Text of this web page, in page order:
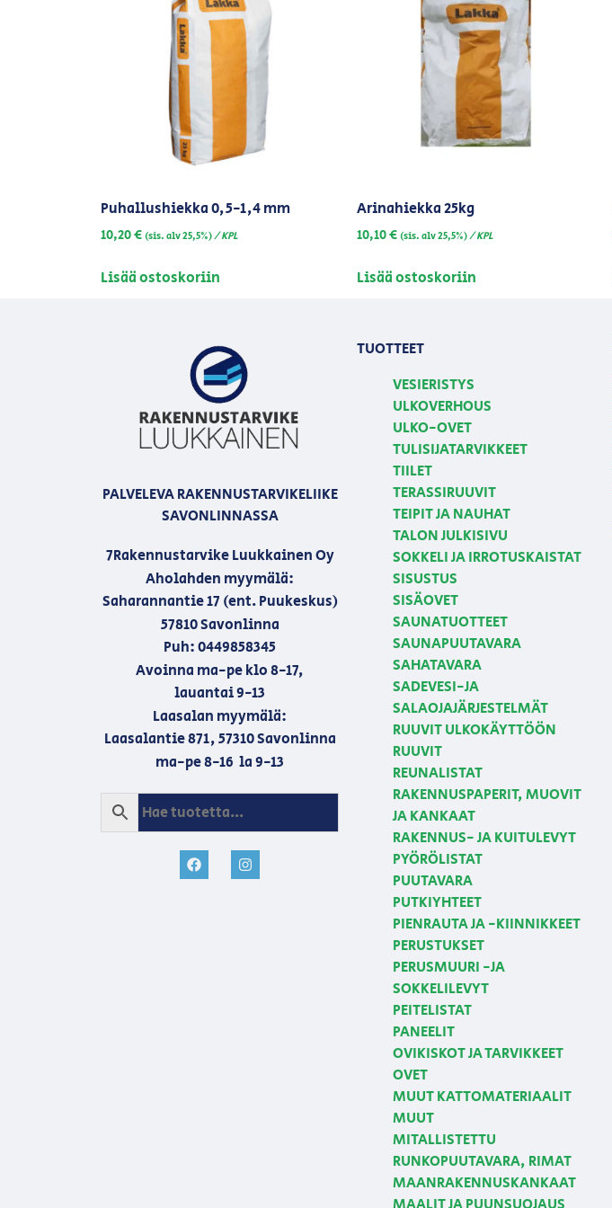
Puhallushiekka 0,5-1,4 mm
10,20€(sis. alv 25,5%)/ KPL
Lisää ostoskoriin
Arinahiekka 25kg
10,10€(sis. alv 25,5%)/ KPL
Lisää ostoskoriin
PALVELEVA RAKENNUSTARVIKELIIKE
SAVONLINNASSA
7Rakennustarvike Luukkainen Oy
Aholahden myymälä:
Saharannantie 17 (ent. Puukeskus)
57810 Savonlinna
Puh: 0449858345
Avoinna ma-pe klo 8-17,
lauantai 9-13
Laasalan myymälä:
Laasalantie 871, 57310 Savonlinna
ma-pe 8-16 la 9-13
TUOTTEET
VESIERISTYS
ULKOVERHOUS
ULKO-OVET
TULISIJATARVIKKEET
TIILET
TERASSIRUUVIT
TEIPIT JA NAUHAT
TALON JULKISIVU
SOKKELI JA IRROTUSKAISTAT
SISUSTUS
SISÄOVET
SAUNATUOTTEET
SAUNAPUUTAVARA
SAHATAVARA
SADEVESI-JA
SALAOJAJÄRJESTELMÄT
RUUVIT ULKOKÄYTTÖÖN
RUUVIT
REUNALISTAT
RAKENNUSPAPERIT, MUOVIT
JA KANKAAT
RAKENNUS- JA KUITULEVYT
PYÖRÖLISTAT
PUUTAVARA
PUTKIYHTEET
PIENRAUTA JA -KIINNIKKEET
PERUSTUKSET
PERUSMUURI -JA
SOKKELILEVYT
PEITELISTAT
PANEELIT
OVIKISKOT JA TARVIKKEET
OVET
MUUT KATTOMATERIAALIT
MUUT
MITALLISTETTU
RUNKOPUUTAVARA, RIMAT
MAANRAKENNUSKANKAAT